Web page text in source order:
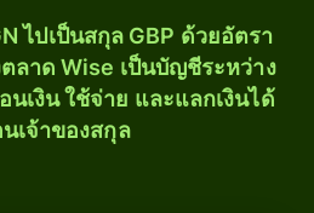
ไปเป็นสกุล GBP ด้วยอัตรา
ลาด Wise เป็นบัญชีระหว่าง
นเงิน ใช้จ่าย และแลกเงินได้
เจ้าของสกุล